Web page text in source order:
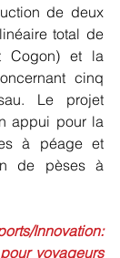
de deux
total de
Cogon) et la
cinq
Le projet
appui pour la
à péage et
de pèses à
Innovation:
voyageurs